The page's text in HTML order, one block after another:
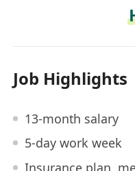
Job Highlights
13-month salary
5-day work week
Insurance plan,